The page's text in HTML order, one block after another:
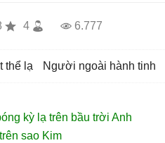
4 6.777
thể lạ người ngoài hành tinh
kỳ lạ trên bầu trời Anh
sao Kim